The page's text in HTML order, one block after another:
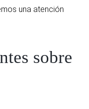
una atención
sobre